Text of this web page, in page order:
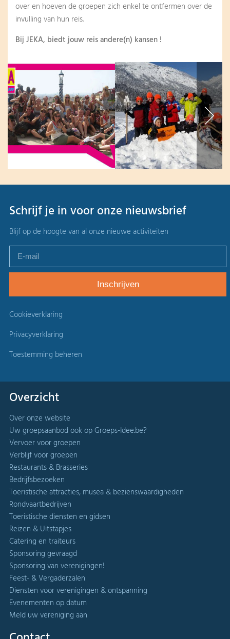
over en hoeven de groepen zich enkel te ontfermen over de
invulling van hun reis.
Bij JEKA, biedt jouw reis andere(n) kansen !
Schrijf je in voor onze nieuwsbrief
Blijf op de hoogte van al onze nieuwe activiteiten
Cookieverklaring
Privacyverklaring
Toestemming beheren
Overzicht
Over onze website
Uw groepsaanbod ook op Groeps-Idee.be?
Vervoer voor groepen
Verblijf voor groepen
Restaurants & Brasseries
Bedrijfsbezoeken
Toeristische attracties, musea & bezienswaardigheden
Rondvaartbedrijven
Toeristische diensten en gidsen
Reizen & Uitstapjes
Catering en traiteurs
Sponsoring gevraagd
Sponsoring van verenigingen!
Feest- & Vergaderzalen
Diensten voor verenigingen & ontspanning
Evenementen op datum
Meld uw vereniging aan